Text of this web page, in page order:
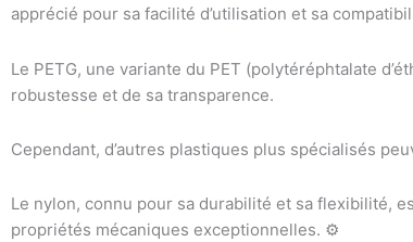
apprécié pour sa facilité d’utilisation et sa
Le PETG, une variante du PET (polytéréphtalate
robustesse et de sa transparence.
Cependant, d’autres plastiques plus spécialisés
Le nylon, connu pour sa durabilité et sa flexibilité,
propriétés mécaniques exceptionnelles. ⚙️